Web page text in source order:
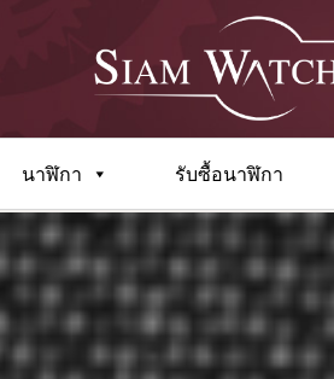
นาฬิกา รับซื้อนาฬิกา